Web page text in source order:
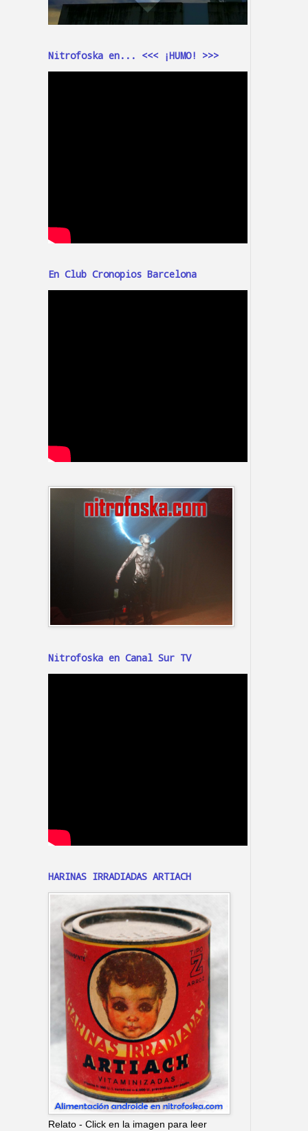
Nitrofoska en... <<< ¡HUMO! >>>
En Club Cronopios Barcelona
Nitrofoska en Canal Sur TV
HARINAS IRRADIADAS ARTIACH
Relato - Click en la imagen para leer